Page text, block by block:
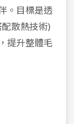
。目標是透
散熱技術)
提升整體毛